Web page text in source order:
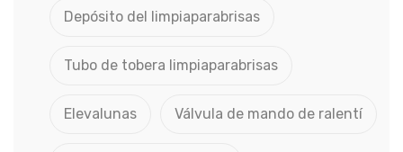
Depósito del limpiaparabrisas
Tubo de tobera limpiaparabrisas
Elevalunas Válvula de mando de ralentí